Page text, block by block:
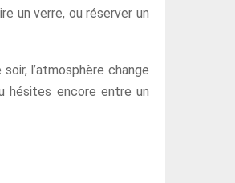
un verre, ou réserver un
l’atmosphère change
hésites encore entre un